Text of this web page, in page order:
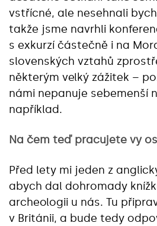
vstřícné, ale nesehnali
takže jsme navrhli
s exkurzí částečně i na
slovenských vztahů
některým velký zážitek –
námi nepanuje sebemenší
například.
Na čem teď pracujete vy
Před lety mi jeden z
abych dal dohromady
archeologii u nás. Tu
v Británii, a bude tedy